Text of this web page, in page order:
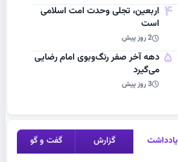
4 اربعین، تجلی وحدت امت اسلامی
است
2 روز پیش
5 دهه آخر صفر رنگ‌وبوی امام رضایی
می‌گیرد
3 روز پیش
یادداشت گزارش گفت و گو